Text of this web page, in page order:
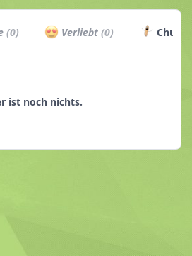
(0) Verliebt(0)
ist noch nichts.